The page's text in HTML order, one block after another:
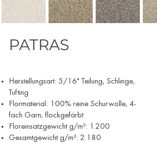
PATRAS
Herstellungsart: 5/16" Teilung, Schlinge,
Tufting
Flormaterial: 100% reine Schurwolle, 4-
fach Garn, flockgefärbt
Floreinsatzgewicht g/m²: 1.200
Gesamtgewicht g/m²: 2.180